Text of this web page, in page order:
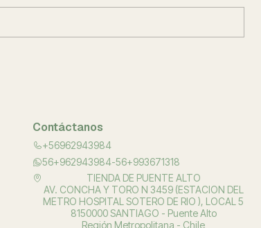
Contáctanos
+56962943984
56+962943984-56+993671318
TIENDA DE PUENTE ALTO
AV. CONCHA Y TORO N 3459 (ESTACION DEL
METRO HOSPITAL SOTERO DE RIO ), LOCAL 5
8150000 SANTIAGO - Puente Alto
Región Metropolitana - Chile